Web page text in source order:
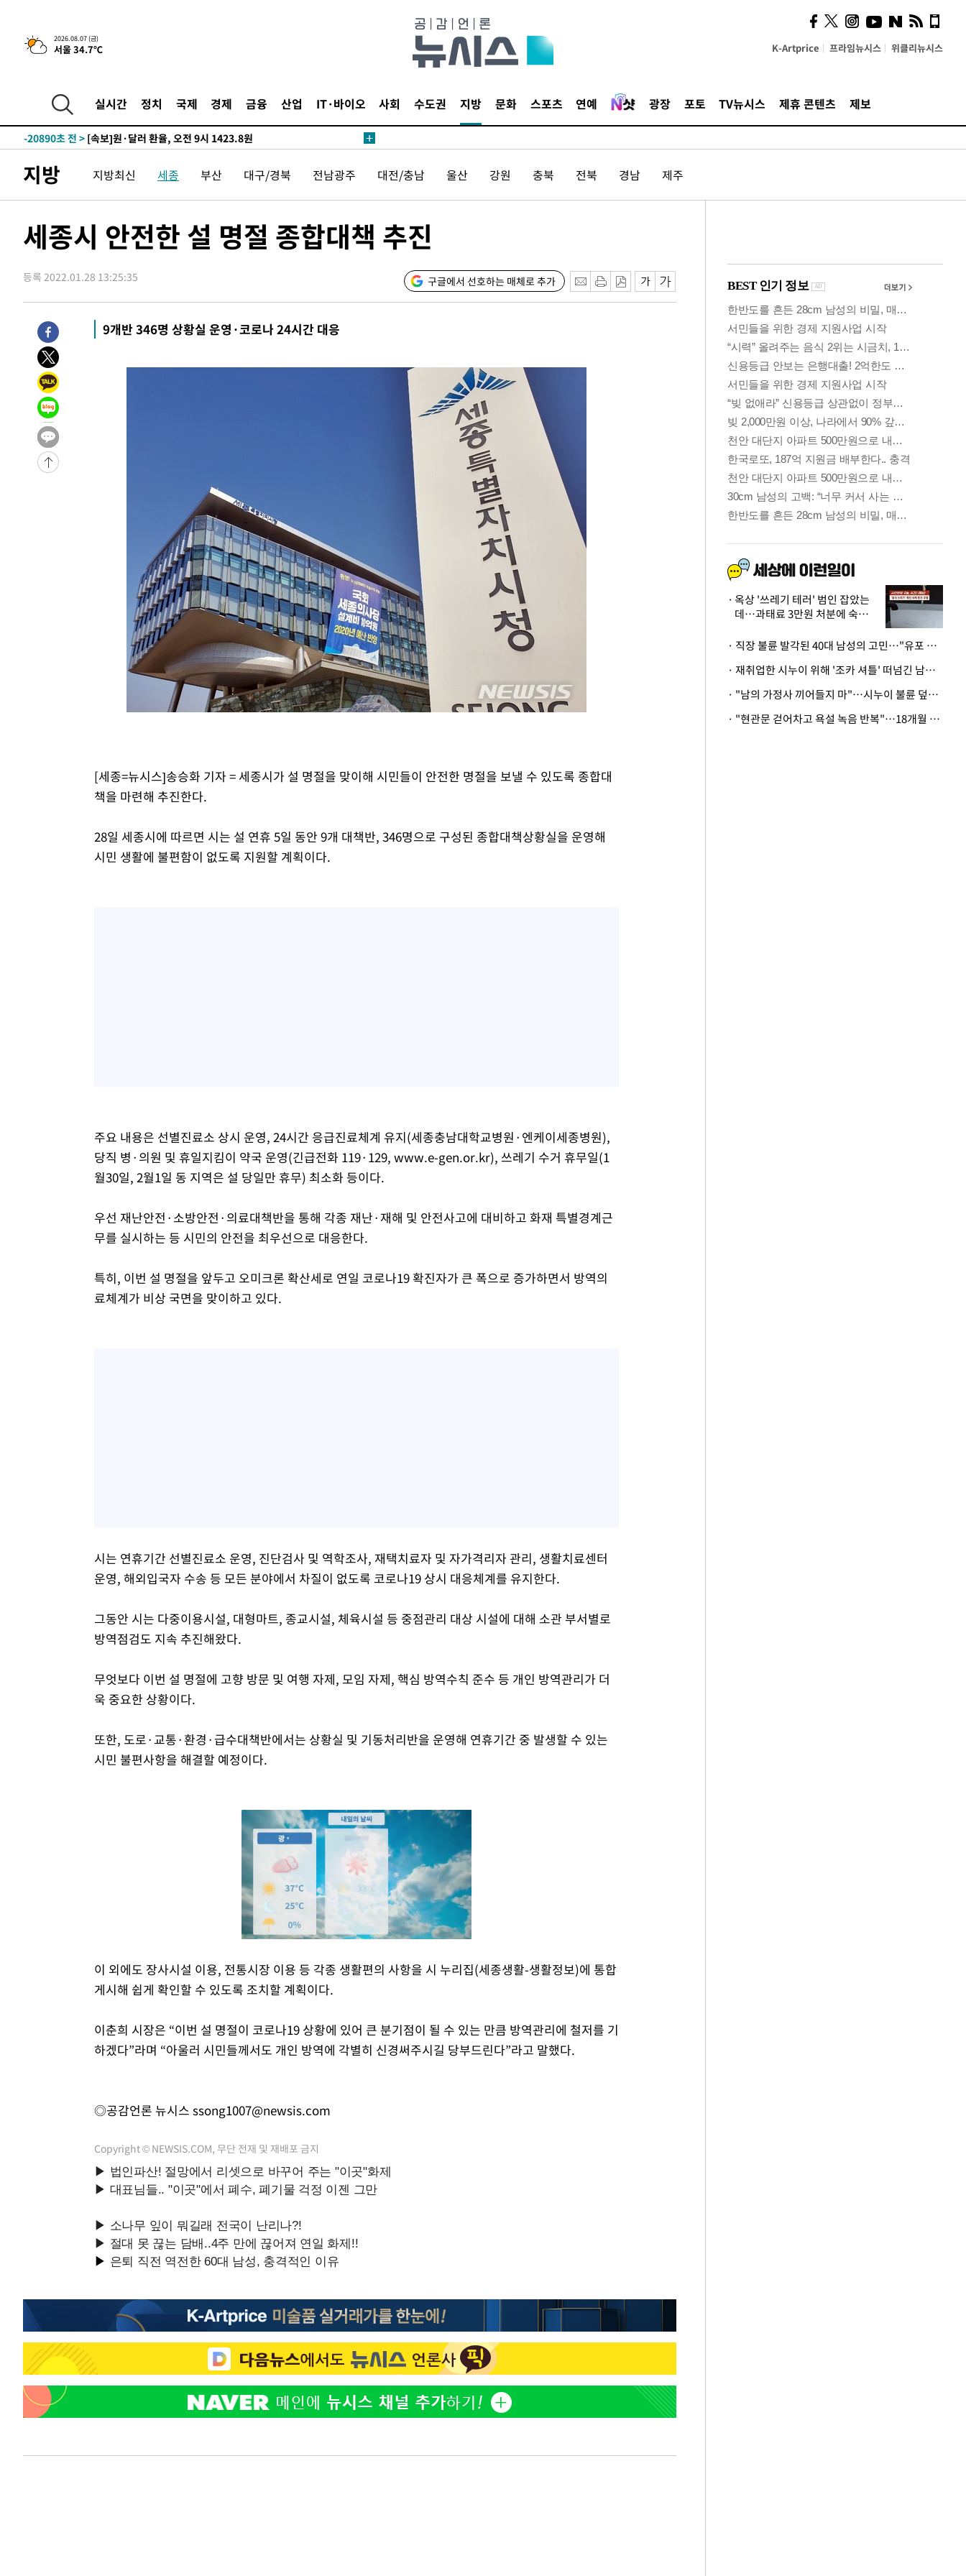
2026.08.07 (금)
서울 34.7℃ K-Artprice 프라임뉴시스 위클리뉴시스
실시간 정치 국제 경제 금융 산업 IT·바이오 사회 수도권 지방 문화 스포츠 연예 광장 포토 TV뉴시스 제휴 콘텐츠 제보
-24297초 전 >민주 콩고 에볼라환자 4천명 돌파, 4053명 발생 1850명 사망
-23547초 전 >[속보]'300억원대 사기 혐의' 차가원 대표 구속 송치
-21254초 전 >
[속보]경찰·노동부, HL만도 평택사업장 끼임 사망 관련 압수수색
-21135초 전 >
압수수색
-20890초 전 > [속보]원·달러 환율, 오전 9시 1423.8원
-20672초 전 >
[속보]코스닥, 5.95포인트(0.74%) 상승한 807.62개장
-20640초 전 >[속보]코스피, 6300선 재탈환…1.09% 오른 6365.07 개장
태
-17103초 전 >입추에도 극한더위…서울 낮 39도 '폭염중대경보'
례 큰 폭발음
-10782초 전 >[속보]美, 폴리실리콘 수입 규제…파생제품 15% 관세, 120일 후
-6633초 전 >
[속보] 뉴욕증시, 일제 하락 마감…나스닥 0.06%↓
-30691초 전 >
[속보] 7월 중국 수출 23.9%↑ 수입 27.5%↑…무역총액
25.3%↑
-27851초 전 >
-27717초 전 >
-24317초 전 >
-23567초 전 >
-22761초 전 >
-21274초 전 >
[속보]원·달러 환율, 오전 9시 1423.8원
[속보]삼성전자·SK하이닉스 동반 강보합…1%대 상승 출발
[속보]코스닥, 5.95포인트(0.74%) 상승한 807.62개장
[속보]코스피, 6300선 재탈환…1.09% 오른 6365.07 개장
시리아 다마스쿠스 교외에서 미니버스 폭발.. 14명 부상, 3명은 중
입추에도 극한더위…서울 낮 39도 '폭염중대경보'
이란, 호르무즈서 "적국 목표물들"과 대치로 남부 케슘섬에서 두차
[속보]美, 폴리실리콘 수입 규제…파생제품 15% 관세, 120일 후
[속보]트럼프, 美 원정출산 금지 행정명령 서명
[속보] 뉴욕증시, 일제 하락 마감…나스닥 0.06%↓
지방 지방최신 세종 부산 대구/경북 전남광주 대전/충남 울산 강원 충북 전북 경남 제주
세종시 안전한 설 명절 종합대책 추진
등록 2022.01.28 13:25:35 구글에서 선호하는 매체로 추가
9개반 346명 상황실 운영·코로나 24시간 대응
[세종=뉴시스]송승화 기자 = 세종시가 설 명절을 맞이해 시민들이 안전한 명절을 보낼 수 있도록 종합대
책을 마련해 추진한다.
28일 세종시에 따르면 시는 설 연휴 5일 동안 9개 대책반, 346명으로 구성된 종합대책상황실을 운영해
시민 생활에 불편함이 없도록 지원할 계획이다.
주요 내용은 선별진료소 상시 운영, 24시간 응급진료체계 유지(세종충남대학교병원·엔케이세종병원),
당직 병·의원 및 휴일지킴이 약국 운영(긴급전화 119·129, www.e-gen.or.kr), 쓰레기 수거 휴무일(1
월30일, 2월1일 동 지역은 설 당일만 휴무) 최소화 등이다.
우선 재난안전·소방안전·의료대책반을 통해 각종 재난·재해 및 안전사고에 대비하고 화재 특별경계근
무를 실시하는 등 시민의 안전을 최우선으로 대응한다.
특히, 이번 설 명절을 앞두고 오미크론 확산세로 연일 코로나19 확진자가 큰 폭으로 증가하면서 방역의
료체계가 비상 국면을 맞이하고 있다.
시는 연휴기간 선별진료소 운영, 진단검사 및 역학조사, 재택치료자 및 자가격리자 관리, 생활치료센터
운영, 해외입국자 수송 등 모든 분야에서 차질이 없도록 코로나19 상시 대응체계를 유지한다.
그동안 시는 다중이용시설, 대형마트, 종교시설, 체육시설 등 중점관리 대상 시설에 대해 소관 부서별로
방역점검도 지속 추진해왔다.
무엇보다 이번 설 명절에 고향 방문 및 여행 자제, 모임 자제, 핵심 방역수칙 준수 등 개인 방역관리가 더
욱 중요한 상황이다.
또한, 도로·교통·환경·급수대책반에서는 상황실 및 기동처리반을 운영해 연휴기간 중 발생할 수 있는
시민 불편사항을 해결할 예정이다.
이 외에도 장사시설 이용, 전통시장 이용 등 각종 생활편의 사항을 시 누리집(세종생활-생활정보)에 통합
게시해 쉽게 확인할 수 있도록 조치할 계획이다.
이춘희 시장은 “이번 설 명절이 코로나19 상황에 있어 큰 분기점이 될 수 있는 만큼 방역관리에 철저를 기
하겠다”라며 “아울러 시민들께서도 개인 방역에 각별히 신경써주시길 당부드린다”라고 말했다.
◎공감언론 뉴시스 ssong1007@newsis.com
Copyright © NEWSIS.COM, 무단 전재 및 재배포 금지
시, 스마트폰 액세서리에
NFC 더했다
옥상 '쓰레기 테러' 범인 잡았는
데…과태료 3만원 처분에 숙박업
· 직장 불륜 발각된 40대 남성의 고민…"유포 동료 명예훼손·협박죄 고소 가능할까"
· 재취업한 시누이 위해 '조카 셔틀' 떠넘긴 남편…아내 "난 못한다"
· "남의 가정사 끼어들지 마"…시누이 불륜 덮으려는 남편에 억울한 아내
· "현관문 걷어차고 욕설 녹음 반복"…18개월 아기 키우는 집 뒤흔든 '앞집의 비극'